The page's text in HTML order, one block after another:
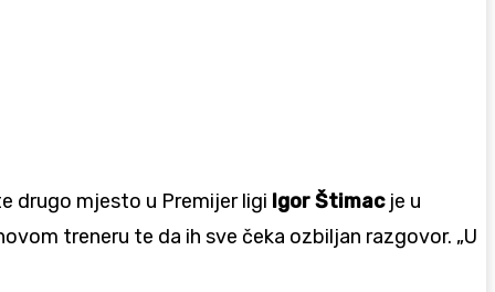
drugo mjesto u Premijer ligi Igor Štimacje u
treneru te da ih sve čeka ozbiljan razgovor. „U